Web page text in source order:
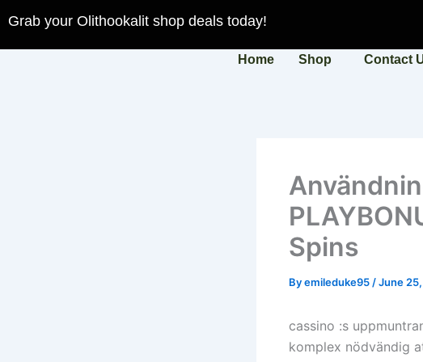
to
content
Grab your Olithookalit shop deals today!
Home Shop Contact
Spins
Byemileduke95 /June
cassino :s
komplex nödvändig